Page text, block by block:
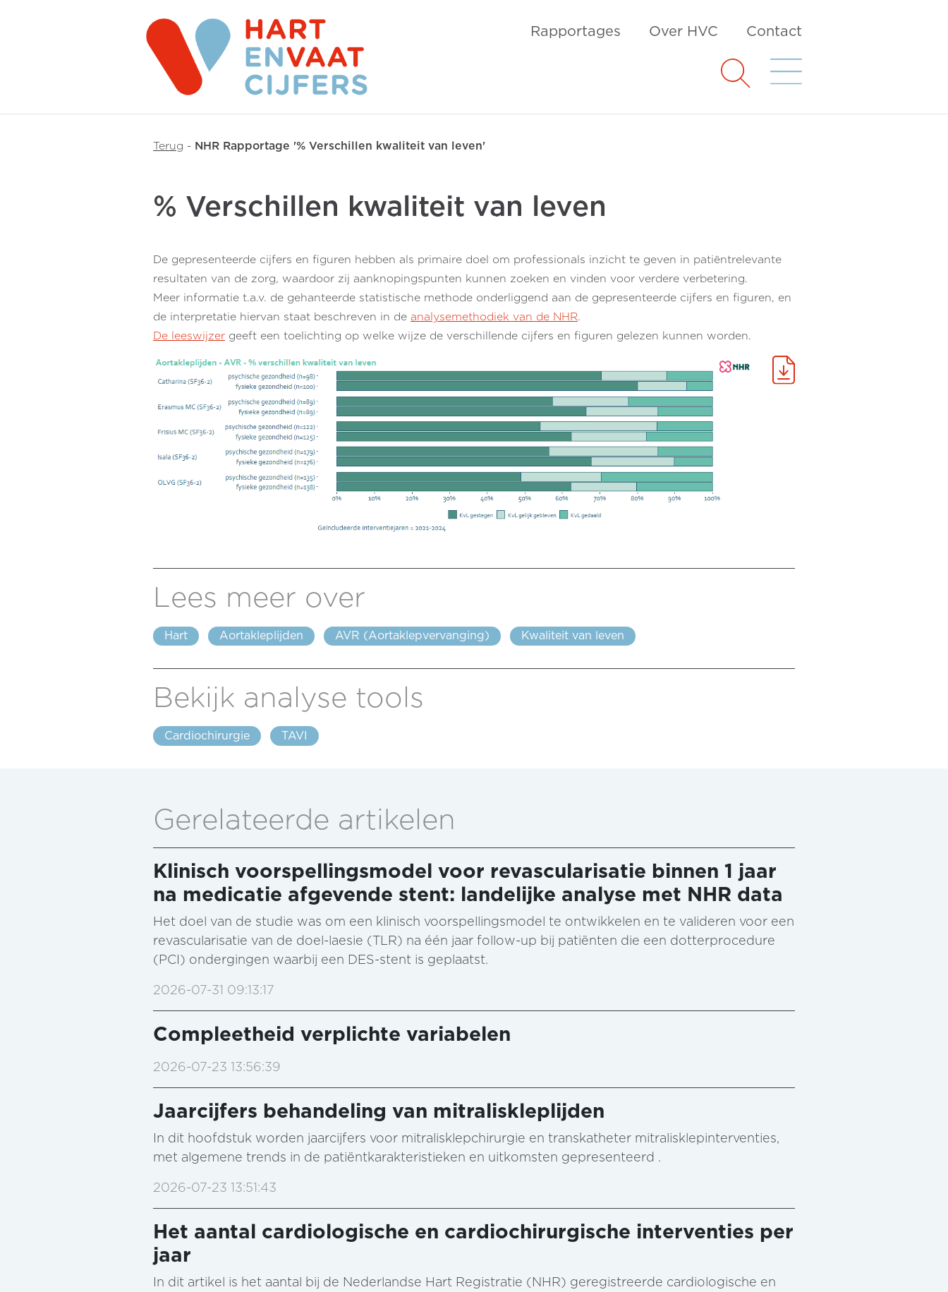
Rapportages Over HVC Contact
Terug - NHR Rapportage '% Verschillen kwaliteit van leven'
% Verschillen kwaliteit van leven
De gepresenteerde cijfers en figuren hebben als primaire doel om professionals inzicht te geven in patiëntrelevante
resultaten van de zorg, waardoor zij aanknopingspunten kunnen zoeken en vinden voor verdere verbetering.
Meer informatie t.a.v. de gehanteerde statistische methode onderliggend aan de gepresenteerde cijfers en figuren, en
de interpretatie hiervan staat beschreven in de analysemethodiek van de NHR.
De leeswijzer geeft een toelichting op welke wijze de verschillende cijfers en figuren gelezen kunnen worden.
Lees meer over
Hart Aortakleplijden AVR (Aortaklepvervanging) Kwaliteit van leven
Bekijk analyse tools
Cardiochirurgie TAVI
Gerelateerde artikelen
Klinisch voorspellingsmodel voor revascularisatie binnen 1 jaar
na medicatie afgevende stent: landelijke analyse met NHR data
Het doel van de studie was om een klinisch voorspellingsmodel te ontwikkelen en te valideren voor een
revascularisatie van de doel-laesie (TLR) na één jaar follow-up bij patiënten die een dotterprocedure
(PCI) ondergingen waarbij een DES-stent is geplaatst.
2026-07-31 09:13:17
Compleetheid verplichte variabelen
2026-07-23 13:56:39
Jaarcijfers behandeling van mitraliskleplijden
In dit hoofdstuk worden jaarcijfers voor mitralisklepchirurgie en transkatheter mitralisklepinterventies,
met algemene trends in de patiëntkarakteristieken en uitkomsten gepresenteerd .
2026-07-23 13:51:43
Het aantal cardiologische en cardiochirurgische interventies per
jaar
In dit artikel is het aantal bij de Nederlandse Hart Registratie (NHR) geregistreerde cardiologische en